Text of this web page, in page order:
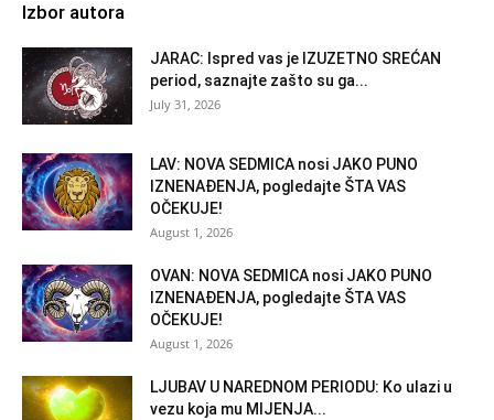
Izbor autora
JARAC: Ispred vas je IZUZETNO SREĆAN
period, saznajte zašto su ga...
July 31, 2026
LAV: NOVA SEDMICA nosi JAKO PUNO
IZNENAĐENJA, pogledajte ŠTA VAS
OČEKUJE!
August 1, 2026
OVAN: NOVA SEDMICA nosi JAKO PUNO
IZNENAĐENJA, pogledajte ŠTA VAS
OČEKUJE!
August 1, 2026
LJUBAV U NAREDNOM PERIODU: Ko ulazi u
vezu koja mu MIJENJA...